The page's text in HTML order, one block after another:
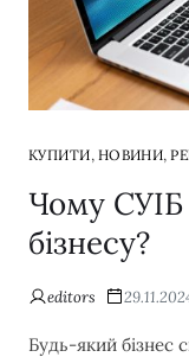
КУПИТИ, НОВИНИ,
Чому СУІБ
бізнесу?
editors
Будь-який бізнес